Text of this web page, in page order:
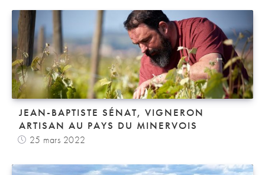
JEAN-BAPTISTE SÉNAT, VIGNERON
ARTISAN AU PAYS DU MINERVOIS
25 mars 2022